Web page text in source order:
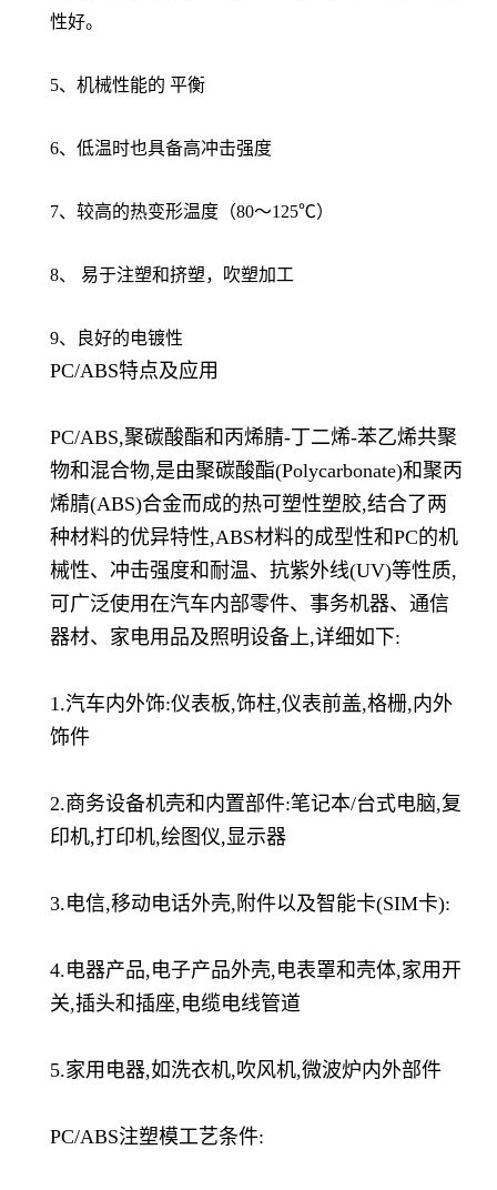
性好。
5、机械性能的 平衡
6、低温时也具备高冲击强度
7、较高的热变形温度（80～125℃）
8、 易于注塑和挤塑，吹塑加工
9、良好的电镀性
PC/ABS特点及应用
PC/ABS,聚碳酸酯和丙烯腈-丁二烯-苯乙烯共聚
物和混合物,是由聚碳酸酯(Polycarbonate)和聚丙
烯腈(ABS)合金而成的热可塑性塑胶,结合了两
种材料的优异特性,ABS材料的成型性和PC的机
械性、冲击强度和耐温、抗紫外线(UV)等性质,
可广泛使用在汽车内部零件、事务机器、通信
器材、家电用品及照明设备上,详细如下:
1.汽车内外饰:仪表板,饰柱,仪表前盖,格栅,内外
饰件
2.商务设备机壳和内置部件:笔记本/台式电脑,复
印机,打印机,绘图仪,显示器
3.电信,移动电话外壳,附件以及智能卡(SIM卡):
4.电器产品,电子产品外壳,电表罩和壳体,家用开
关,插头和插座,电缆电线管道
5.家用电器,如洗衣机,吹风机,微波炉内外部件
PC/ABS注塑模工艺条件: